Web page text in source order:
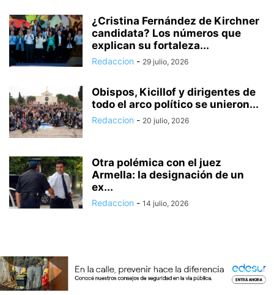
¿Cristina Fernández de Kirchner
candidata? Los números que
explican su fortaleza...
Redaccion - 29 julio, 2026
Obispos, Kicillof y dirigentes de
todo el arco político se unieron...
Redaccion - 20 julio, 2026
Otra polémica con el juez
Armella: la designación de un
ex...
Redaccion - 14 julio, 2026